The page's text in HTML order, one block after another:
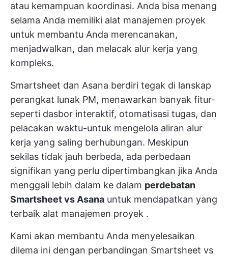
atau kemampuan koordinasi. Anda bisa menang
selama Anda memiliki alat manajemen proyek
untuk membantu Anda merencanakan,
menjadwalkan, dan melacak alur kerja yang
kompleks.
Smartsheet dan Asana berdiri tegak di lanskap
perangkat lunak PM, menawarkan banyak fitur-
seperti dasbor interaktif, otomatisasi tugas, dan
pelacakan waktu-untuk mengelola aliran alur
kerja yang saling berhubungan. Meskipun
sekilas tidak jauh berbeda, ada perbedaan
signifikan yang perlu dipertimbangkan jika Anda
menggali lebih dalam ke dalam perdebatan
Smartsheet vs Asana untuk mendapatkan yang
terbaik alat manajemen proyek .
Kami akan membantu Anda menyelesaikan
dilema ini dengan perbandingan Smartsheet vs